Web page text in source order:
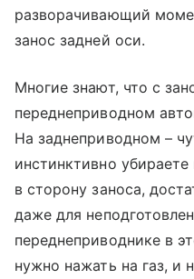
разворачивающий
занос задней оси.
Многие знают, что с
переднеприводном
На заднеприводном –
инстинктивно
в сторону заноса,
даже для
переднеприводнике в
нужно нажать на газ, и